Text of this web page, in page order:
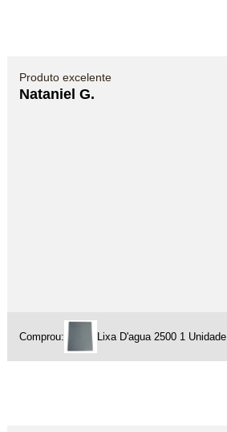
Produto excelente
Nataniel G.
Comprou: Lixa D'agua 2500 1 Unidade